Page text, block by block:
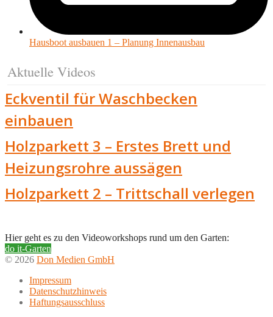
Hausboot ausbauen 1 – Planung Innenausbau
Aktuelle Videos
Eckventil für Waschbecken
einbauen
Holzparkett 3 – Erstes Brett und
Heizungsrohre aussägen
Holzparkett 2 – Trittschall verlegen
Hier geht es zu den Videoworkshops rund um den Garten:
do it-Garten
© 2026 Don Medien GmbH
Impressum
Datenschutzhinweis
Haftungsausschluss